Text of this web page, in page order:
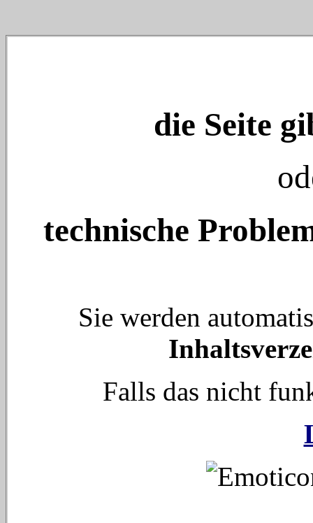
die Seite
technische
Sie werden
Falls das nicht